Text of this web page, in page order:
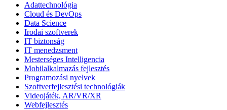
Adattechnológia
Cloud és DevOps
Data Science
Irodai szoftverek
IT biztonság
IT menedzsment
Mesterséges Intelligencia
Mobilalkalmazás fejlesztés
Programozási nyelvek
Szoftverfejlesztési technológiák
Videojáték, AR/VR/XR
Webfejlesztés